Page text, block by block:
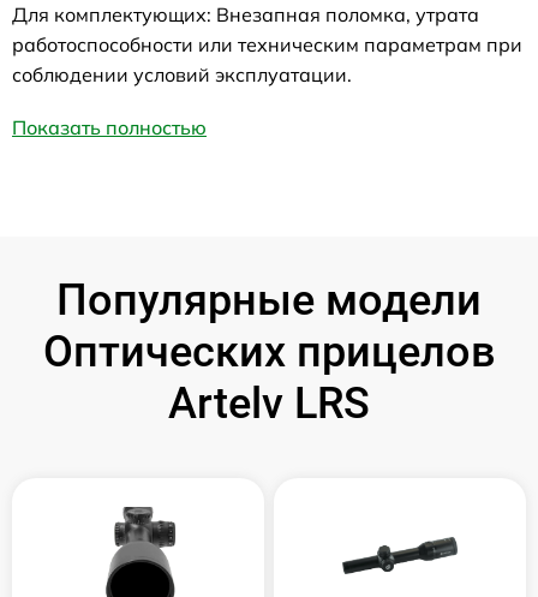
Для комплектующих: Внезапная поломка, утрата
работоспособности или техническим параметрам при
соблюдении условий эксплуатации.
Показать полностью
Популярные модели
Оптических прицелов
Artelv LRS